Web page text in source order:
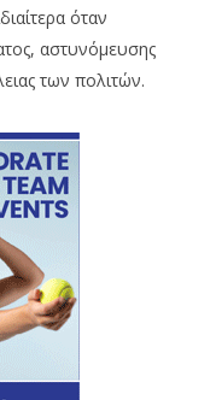
όταν
αστυνόμευσης
των πολιτών.